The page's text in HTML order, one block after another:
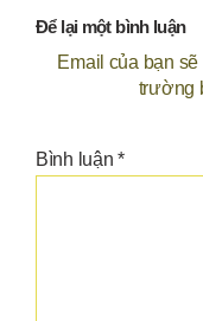
Để lại một bình luận
Email của bạn
trường
Bình luận*